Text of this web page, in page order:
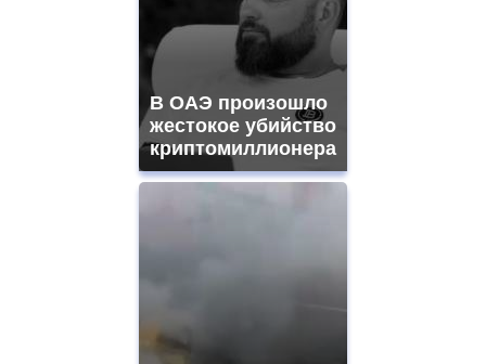
В ОАЭ произошло
жестокое убийство
криптомиллионера